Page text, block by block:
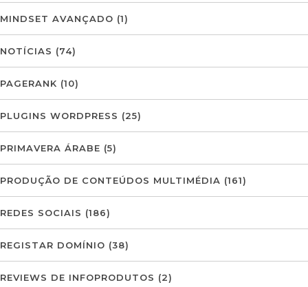
MINDSET AVANÇADO (1)
NOTÍCIAS (74)
PAGERANK (10)
PLUGINS WORDPRESS (25)
PRIMAVERA ÁRABE (5)
PRODUÇÃO DE CONTEÚDOS MULTIMÉDIA (161)
REDES SOCIAIS (186)
REGISTAR DOMÍNIO (38)
REVIEWS DE INFOPRODUTOS (2)